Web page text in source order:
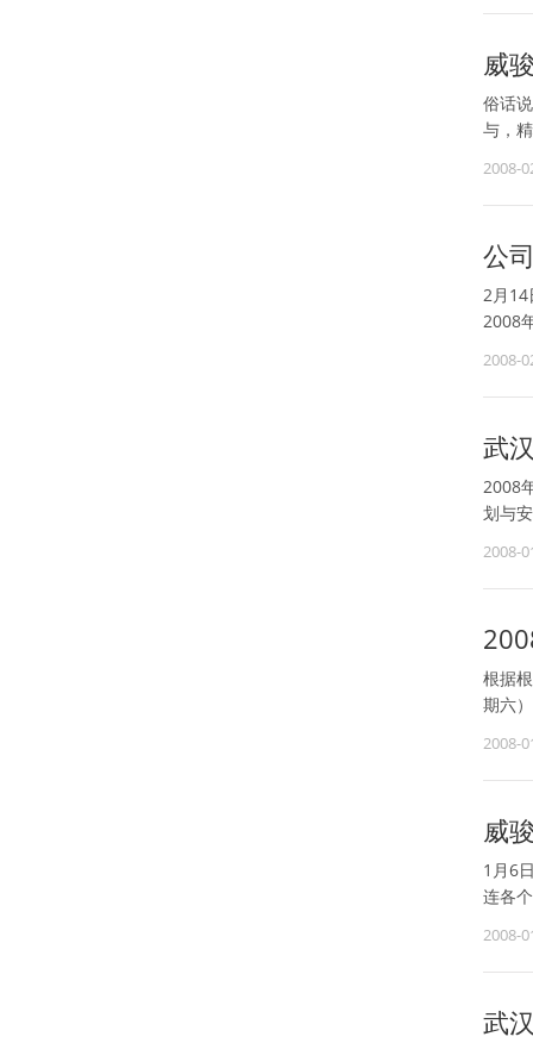
威
俗话
与，
2008-
公
2月14
2008
2008-
武
2008
划与
2008-
根据
期六
2008-
威
1月6
连各
2008-
武